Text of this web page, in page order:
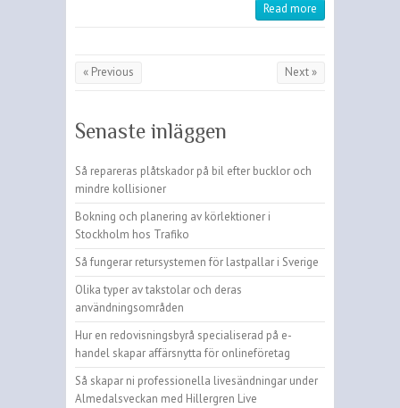
Read more
« Previous Next »
Senaste inläggen
Så repareras plåtskador på bil efter bucklor och
mindre kollisioner
Bokning och planering av körlektioner i
Stockholm hos Trafiko
Så fungerar retursystemen för lastpallar i Sverige
Olika typer av takstolar och deras
användningsområden
Hur en redovisningsbyrå specialiserad på e-
handel skapar affärsnytta för onlineföretag
Så skapar ni professionella livesändningar under
Almedalsveckan med Hillergren Live